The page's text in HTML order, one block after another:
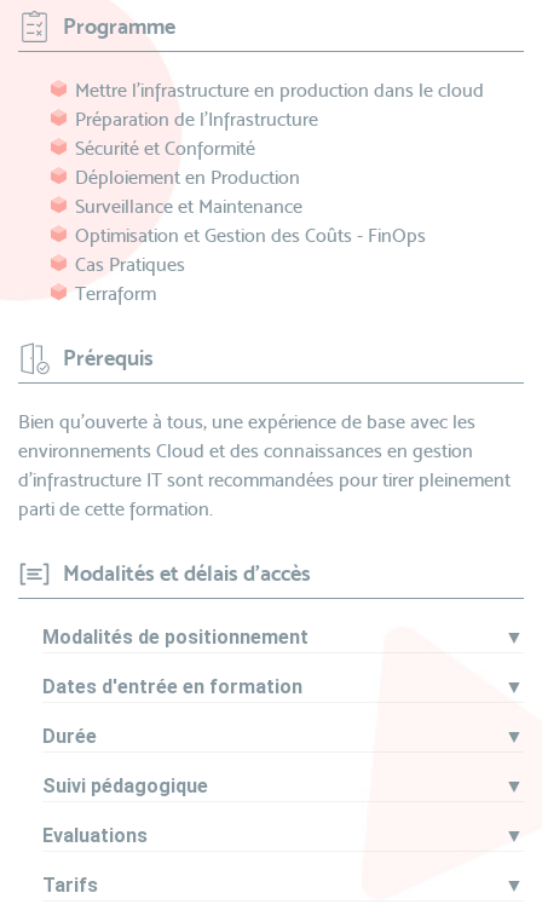
Programme
Mettre l’infrastructure en production dans le cloud
Préparation de l'Infrastructure
Sécurité et Conformité
Déploiement en Production
Surveillance et Maintenance
Optimisation et Gestion des Coûts - FinOps
Cas Pratiques
Terraform
Prérequis
Bien qu’ouverte à tous, une expérience de base avec les
environnements Cloud et des connaissances en gestion
d'infrastructure IT sont recommandées pour tirer pleinement
parti de cette formation.
Modalités et délais d'accès
Modalités de positionnement ▼
Dates d'entrée en formation ▼
Durée ▼
Suivi pédagogique ▼
Evaluations ▼
Tarifs ▼